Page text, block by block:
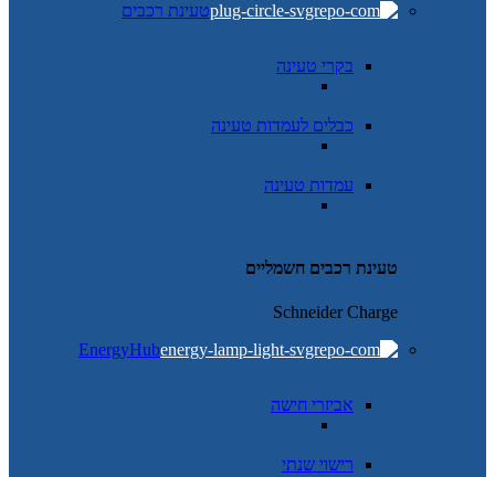
טעינת רכבים
בקרי טעינה
כבלים לעמדות טעינה
עמדות טעינה
טעינת רכבים חשמליים
Schneider Charge
EnergyHub
אביזרי חישה
רישוי שנתי